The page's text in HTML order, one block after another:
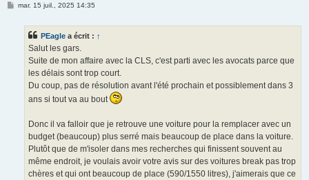
Mmar. 15 juil., 2025 14:35
PEagle a écrit : ↑
Salut les gars.
Suite de mon affaire avec la CLS, c'est parti avec les avocats parce que
les délais sont trop court.
Du coup, pas de résolution avant l'été prochain et possiblement dans 3
ans si tout va au bout
Donc il va falloir que je retrouve une voiture pour la remplacer avec un
budget (beaucoup) plus serré mais beaucoup de place dans la voiture.
Plutôt que de m'isoler dans mes recherches qui finissent souvent au
même endroit, je voulais avoir votre avis sur des voitures break pas trop
chères et qui ont beaucoup de place (590/1550 litres), j'aimerais que ce